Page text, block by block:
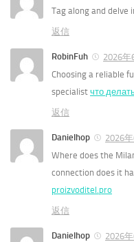
Tag along and delve
返信
RobinFuh
2026年
Choosing a reliable
specialist что
返信
Danielhop
2026
Where does the
connection does it
proizvoditel.pro
返信
Danielhop
2026